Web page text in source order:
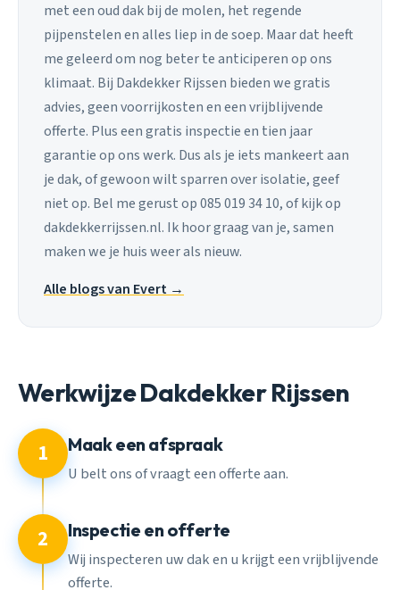
met een oud dak bij de molen, het regende
pijpenstelen en alles liep in de soep. Maar dat heeft
me geleerd om nog beter te anticiperen op ons
klimaat. Bij Dakdekker Rijssen bieden we gratis
advies, geen voorrijkosten en een vrijblijvende
offerte. Plus een gratis inspectie en tien jaar
garantie op ons werk. Dus als je iets mankeert aan
je dak, of gewoon wilt sparren over isolatie, geef
niet op. Bel me gerust op 085 019 34 10, of kijk op
dakdekkerrijssen.nl. Ik hoor graag van je, samen
maken we je huis weer als nieuw.
Alle blogs van Evert →
Werkwijze Dakdekker Rijssen
1 Maak een afspraak
U belt ons of vraagt een offerte aan.
2 Inspectie en offerte
Wij inspecteren uw dak en u krijgt een vrijblijvende
offerte.